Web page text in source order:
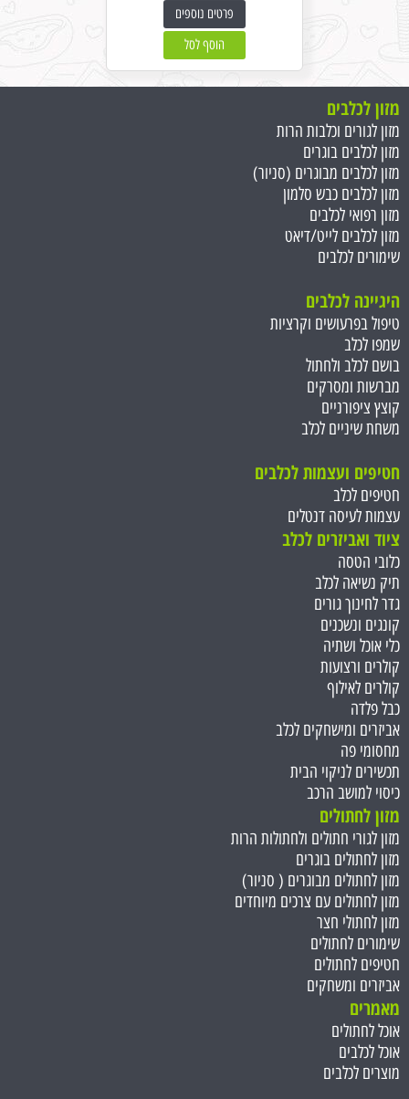
פרטים נוספים
הוסף לסל
מזון לכלבים
מזון לגורים וכלבות הרות
מזון לכלבים בוגרים
מזון לכלבים מבוגרים (סניור)
מזון לכלבים כבש סלמון
מזון רפואי לכלבים
מזון לכלבים לייט/דיאט
שימורים לכלבים
היגיינה לכלבים
טיפול בפרעושים וקרציות
שמפו לכלב
בושם לכלב ולחתול
מברשות ומסרקים
קוצץ ציפורניים
משחת שיניים לכלב
חטיפים ועצמות לכלבים
חטיפים לכלב
עצמות לעיסה דנטלים
ציוד ואביזרים לכלב
כלובי הטסה
תיק נשיאה לכלב
גדר לחינוך גורים
קונגים ונשכנים
כלי אוכל ושתיה
קולרים ורצועות
קולרים לאילוף
כבל פלדה
אביזרים ומישחקים לכלב
מחסומי פה
תכשירים לניקוי הבית
כיסוי למושב הרכב
מזון לחתולים
מזון לגורי חתולים ולחתולות הרות
מזון לחתולים בוגרים
מזון לחתולים מבוגרים ( סניור)
מזון לחתולים עם צרכים מיוחדים
מזון לחתולי חצר
שימורים לחתולים
חטיפים לחתולים
אביזרים ומשחקים
מאמרים
אוכל לחתולים
אוכל לכלבים
מוצרים לכלבים